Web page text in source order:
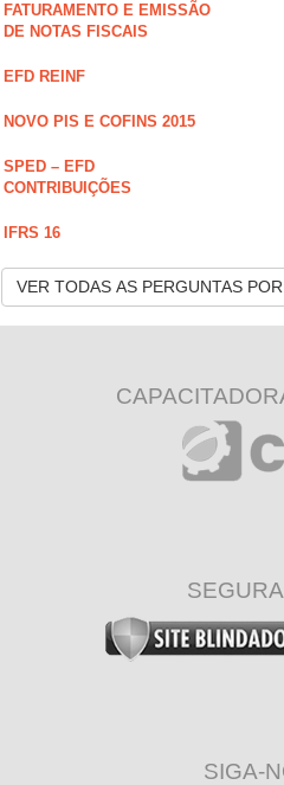
FATURAMENTO E EMISSÃO
DE NOTAS FISCAIS
EFD REINF
NOVO PIS E COFINS 2015
SPED – EFD
CONTRIBUIÇÕES
IFRS 16
VER TODAS AS PERGUNTAS
SIGA-